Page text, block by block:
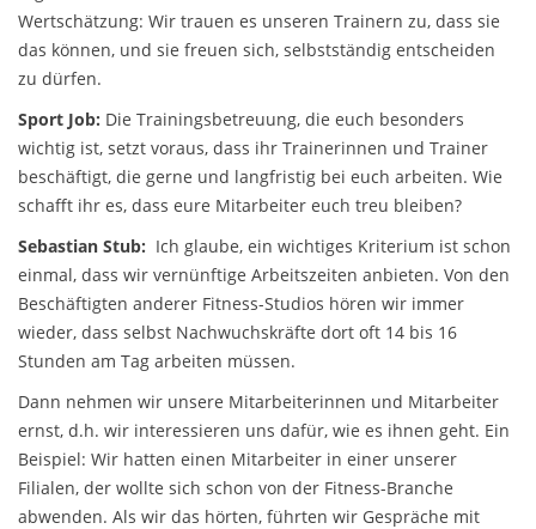
Wertschätzung: Wir trauen es unseren Trainern zu, dass sie
das können, und sie freuen sich, selbstständig entscheiden
zu dürfen.
Sport Job: Die Trainingsbetreuung, die euch besonders
wichtig ist, setzt voraus, dass ihr Trainerinnen und Trainer
beschäftigt, die gerne und langfristig bei euch arbeiten. Wie
schafft ihr es, dass eure Mitarbeiter euch treu bleiben?
Sebastian Stub: Ich glaube, ein wichtiges Kriterium ist schon
einmal, dass wir vernünftige Arbeitszeiten anbieten. Von den
Beschäftigten anderer Fitness-Studios hören wir immer
wieder, dass selbst Nachwuchskräfte dort oft 14 bis 16
Stunden am Tag arbeiten müssen.
Dann nehmen wir unsere Mitarbeiterinnen und Mitarbeiter
ernst, d.h. wir interessieren uns dafür, wie es ihnen geht. Ein
Beispiel: Wir hatten einen Mitarbeiter in einer unserer
Filialen, der wollte sich schon von der Fitness-Branche
abwenden. Als wir das hörten, führten wir Gespräche mit